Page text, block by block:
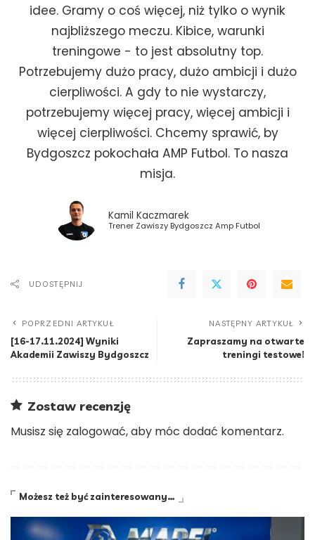
idee. Gramy o coś więcej, niż tylko o wynik
najbliższego meczu. Kibice, warunki
treningowe - to jest absolutny top.
Potrzebujemy dużo pracy, dużo ambicji i dużo
cierpliwości. A gdy to nie wystarczy,
potrzebujemy więcej pracy, więcej ambicji i
więcej cierpliwości. Chcemy sprawić, by
Bydgoszcz pokochała AMP Futbol. To nasza
misja.
Kamil Kaczmarek
Trener Zawiszy Bydgoszcz Amp Futbol
UDOSTĘPNIJ
POPRZEDNI ARTYKUŁ
[16-17.11.2024] Wyniki
Akademii Zawiszy Bydgoszcz
NASTĘPNY ARTYKUŁ
Zapraszamy na otwarte
treningi testowe!
Zostaw recenzję
Musisz się zalogować, aby móc dodać komentarz.
Możesz też być zainteresowany…